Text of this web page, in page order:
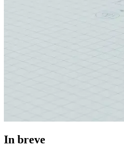
In breve